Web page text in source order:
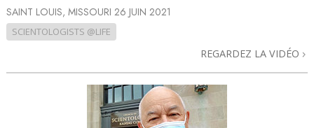
SAINT LOUIS, MISSOURI 26 JUIN 2021
SCIENTOLOGISTS @LIFE
REGARDEZ LA VIDÉO